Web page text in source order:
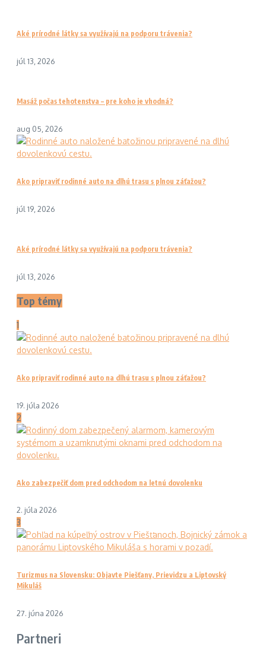
Aké prírodné látky sa využívajú na podporu trávenia?
júl 13, 2026
Masáž počas tehotenstva – pre koho je vhodná?
aug 05, 2026
Ako pripraviť rodinné auto na dlhú trasu s plnou záťažou?
júl 19, 2026
Aké prírodné látky sa využívajú na podporu trávenia?
júl 13, 2026
Top témy
1
Ako pripraviť rodinné auto na dlhú trasu s plnou záťažou?
19. júla 2026
2
Ako zabezpečiť dom pred odchodom na letnú dovolenku
2. júla 2026
3
Turizmus na Slovensku: Objavte Piešťany, Prievidzu a Liptovský
Mikuláš
27. júna 2026
Partneri